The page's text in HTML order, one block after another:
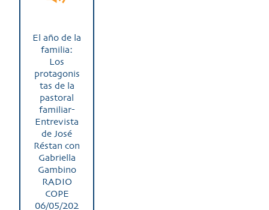
El año de la
familia:
Los
protagonis
tas de la
pastoral
familiar-
Entrevista
de José
Réstan con
Gabriella
Gambino
RADIO
COPE
06/05/202